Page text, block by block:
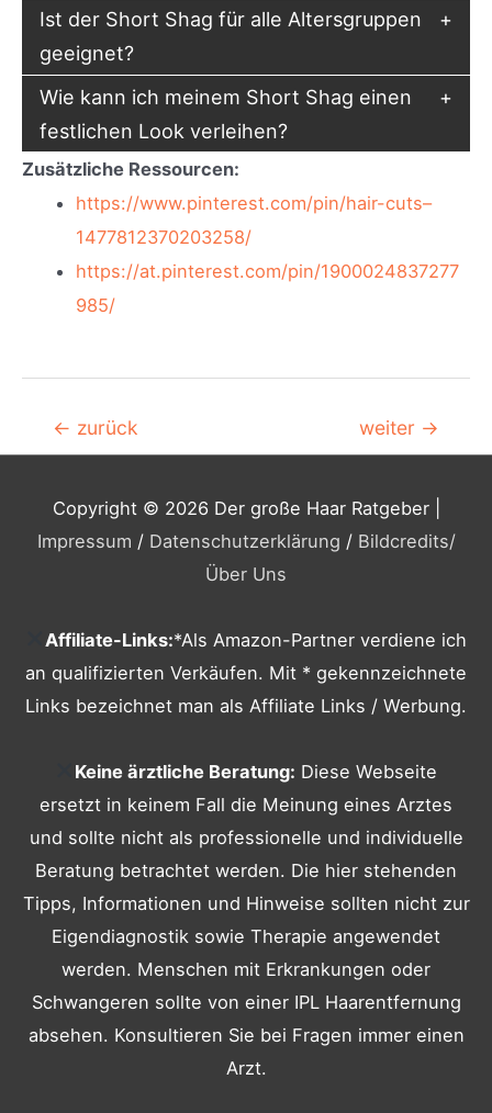
Ist der Short Shag für alle Altersgruppen
geeignet?
Wie kann ich meinem Short Shag einen
festlichen Look verleihen?
Zusätzliche Ressourcen:
https://www.pinterest.com/pin/hair-cuts–
1477812370203258/
https://at.pinterest.com/pin/1900024837277
985/
Beitragsnavigation
← zurück weiter →
Copyright © 2026 Der große Haar Ratgeber|
Impressum / Datenschutzerklärung / Bildcredits/
Über Uns
Affiliate-Links:*Als Amazon-Partner verdiene ich
an qualifizierten Verkäufen. Mit * gekennzeichnete
Links bezeichnet man als Affiliate Links / Werbung.
Keine ärztliche Beratung: Diese Webseite
ersetzt in keinem Fall die Meinung eines Arztes
und sollte nicht als professionelle und individuelle
Beratung betrachtet werden. Die hier stehenden
Tipps, Informationen und Hinweise sollten nicht zur
Eigendiagnostik sowie Therapie angewendet
werden. Menschen mit Erkrankungen oder
Schwangeren sollte von einer IPL Haarentfernung
absehen. Konsultieren Sie bei Fragen immer einen
Arzt.